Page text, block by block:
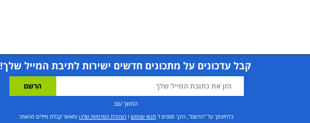
קבל עדכונים על מתכונים חדשים ישירות לתיבת המייל שלך!
המשך עם:
בלחיצתך על "הרשם", הינך מסכים ל תנאי שימוש ו הצהרת הפרטיות שלנו ומאשר קבלת מיילים מהאתר.